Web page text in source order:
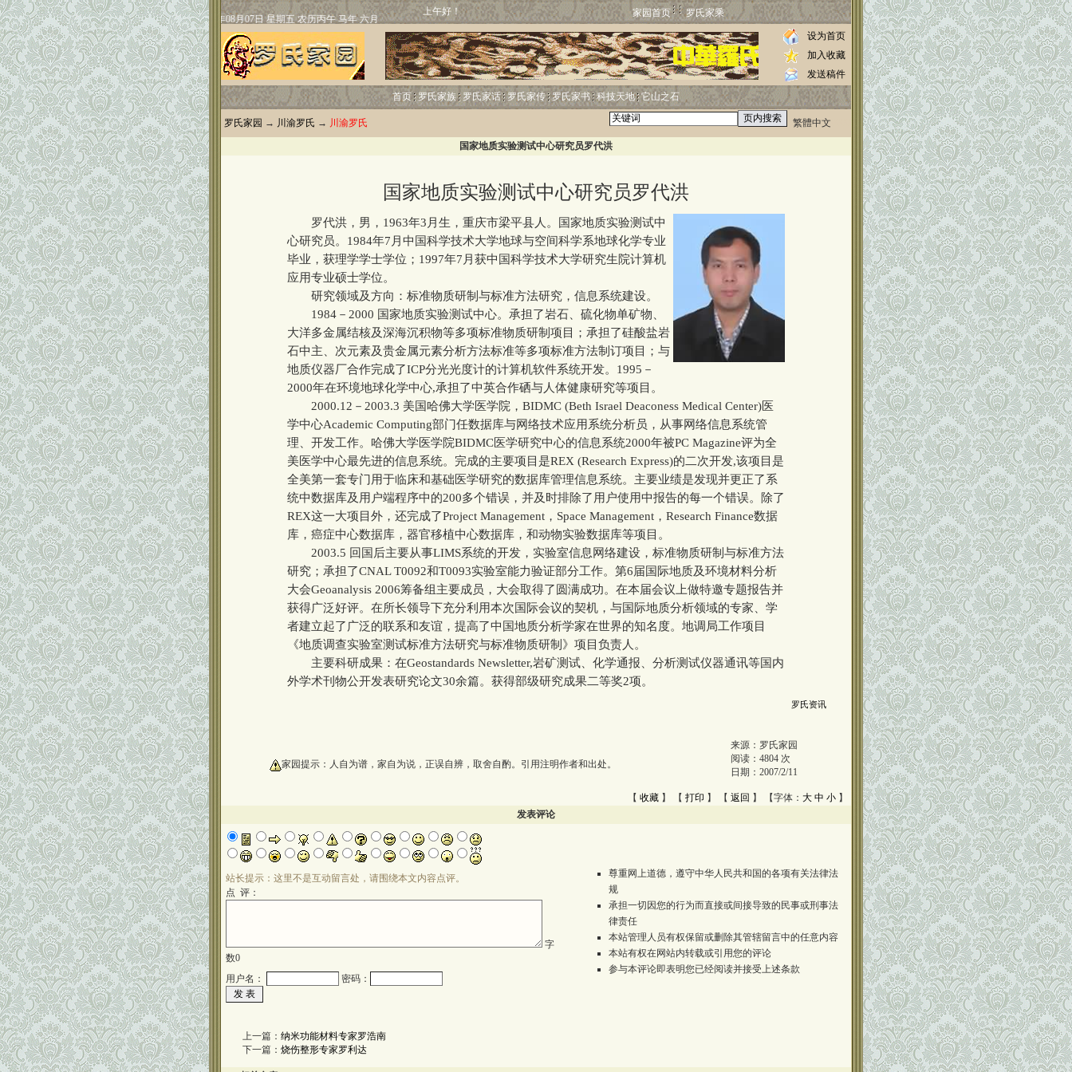
上午好！ 家园首页 罗氏家乘
设为首页
加入收藏
发送稿件
首页 罗氏家族 罗氏家话 罗氏家传 罗氏家书 科技天地 它山之石
罗氏家园 → 川渝罗氏 → 川渝罗氏 繁體中文
国家地质实验测试中心研究员罗代洪
国家地质实验测试中心研究员罗代洪
罗代洪，男，1963年3月生，重庆市梁平县人。国家地质实验测试中
心研究员。1984年7月中国科学技术大学地球与空间科学系地球化学专业
毕业，获理学学士学位；1997年7月获中国科学技术大学研究生院计算机
应用专业硕士学位。
研究领域及方向：标准物质研制与标准方法研究，信息系统建设。
1984－2000 国家地质实验测试中心。承担了岩石、硫化物单矿物、
大洋多金属结核及深海沉积物等多项标准物质研制项目；承担了硅酸盐岩
石中主、次元素及贵金属元素分析方法标准等多项标准方法制订项目；与
地质仪器厂合作完成了ICP分光光度计的计算机软件系统开发。1995－
2000年在环境地球化学中心,承担了中英合作硒与人体健康研究等项目。
2000.12－2003.3 美国哈佛大学医学院，BIDMC (Beth Israel Deaconess Medical Center)医
学中心Academic Computing部门任数据库与网络技术应用系统分析员，从事网络信息系统管
理、开发工作。哈佛大学医学院BIDMC医学研究中心的信息系统2000年被PC Magazine评为全
美医学中心最先进的信息系统。完成的主要项目是REX (Research Express)的二次开发,该项目是
全美第一套专门用于临床和基础医学研究的数据库管理信息系统。主要业绩是发现并更正了系
统中数据库及用户端程序中的200多个错误，并及时排除了用户使用中报告的每一个错误。除了
REX这一大项目外，还完成了Project Management，Space Management，Research Finance数据
库，癌症中心数据库，器官移植中心数据库，和动物实验数据库等项目。
2003.5 回国后主要从事LIMS系统的开发，实验室信息网络建设，标准物质研制与标准方法
研究；承担了CNAL T0092和T0093实验室能力验证部分工作。第6届国际地质及环境材料分析
大会Geoanalysis 2006筹备组主要成员，大会取得了圆满成功。在本届会议上做特邀专题报告并
获得广泛好评。在所长领导下充分利用本次国际会议的契机，与国际地质分析领域的专家、学
者建立起了广泛的联系和友谊，提高了中国地质分析学家在世界的知名度。地调局工作项目
《地质调查实验室测试标准方法研究与标准物质研制》项目负责人。
主要科研成果：在Geostandards Newsletter,岩矿测试、化学通报、分析测试仪器通讯等国内
外学术刊物公开发表研究论文30余篇。获得部级研究成果二等奖2项。
罗氏资讯
家园提示：人自为谱，家自为说，正误自辨，取舍自酌。引用注明作者和出处。
来源： 罗氏家园
阅读： 4804 次
日期： 2007/2/11
【 收藏 】 【 打印 】 【 返回 】 【字体： 大 中 小 】
发表评论
站长提示：这里不是互动留言处，请围绕本文内容点评。
点 评：
字
数0
用户名：
密码：
尊重网上道德，遵守中华人民共和国的各项有关法律法
规
承担一切因您的行为而直接或间接导致的民事或刑事法
律责任
本站管理人员有权保留或删除其管辖留言中的任意内容
本站有权在网站内转载或引用您的评论
参与本评论即表明您已经阅读并接受上述条款
上一篇： 纳米功能材料专家罗浩南
下一篇： 烧伤整形专家罗利达